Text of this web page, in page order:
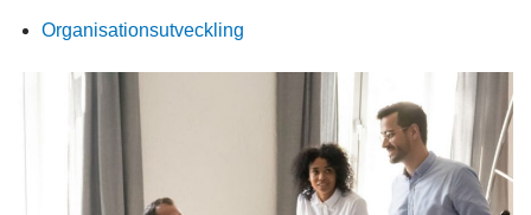
Organisationsutveckling